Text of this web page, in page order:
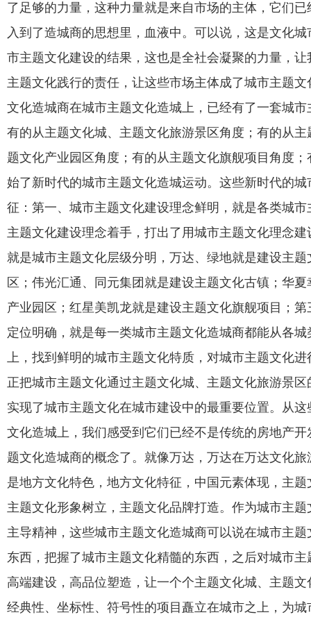
了足够的力量，这种力量就是来自市场的主体，它们
入到了造城商的思想里，血液中。可以说，这是文化
市主题文化建设的结果，这也是全社会凝聚的力量，
主题文化践行的责任，让这些市场主体成了城市主题
文化造城商在城市主题文化造城上，已经有了一套城
有的从主题文化城、主题文化旅游景区角度；有的从
题文化产业园区角度；有的从主题文化旗舰项目角度
始了新时代的城市主题文化造城运动。这些新时代的
征：第一、城市主题文化建设理念鲜明，就是各类城
主题文化建设理念着手，打出了用城市主题文化理念
就是城市主题文化层级分明，万达、绿地就是建设主
区；伟光汇通、同元集团就是建设主题文化古镇；华
产业园区；红星美凯龙就是建设主题文化旗舰项目；
定位明确，就是每一类城市主题文化造城商都能从各
上，找到鲜明的城市主题文化特质，对城市主题文化
正把城市主题文化通过主题文化城、主题文化旅游景
实现了城市主题文化在城市建设中的最重要位置。从
文化造城上，我们感受到它们已经不是传统的房地产
题文化造城商的概念了。就像万达，万达在万达文化
是地方文化特色，地方文化特征，中国元素体现，主
主题文化形象树立，主题文化品牌打造。作为城市主
主导精神，这些城市主题文化造城商可以说在城市主
东西，把握了城市主题文化精髓的东西，之后对城市
高端建设，高品位塑造，让一个个主题文化城、主题
经典性、坐标性、符号性的项目矗立在城市之上，为